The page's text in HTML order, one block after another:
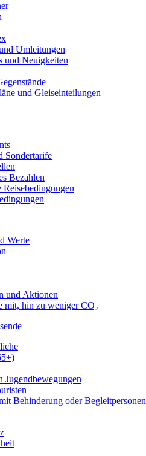
Umleitungen
und Neuigkeiten
und Gleiseinteilungen
Sondertarife
Bezahlen
Werte
und Aktionen
mit, hin zu weniger CO₂
Jugendbewegungen
Behinderung oder Begleitpersonen